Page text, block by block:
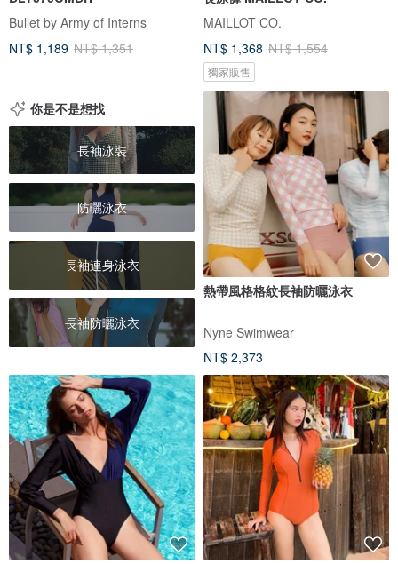
Bullet by Army of Interns
NT$ 1,189 NT$ 1,351
MAILLOT CO.
NT$ 1,368 NT$ 1,554
獨家販售
你是不是想找
長袖泳裝
防曬泳衣
長袖連身泳衣
長袖防曬泳衣
熱帶風格格紋長袖防曬泳衣
Nyne Swimwear
NT$ 2,373